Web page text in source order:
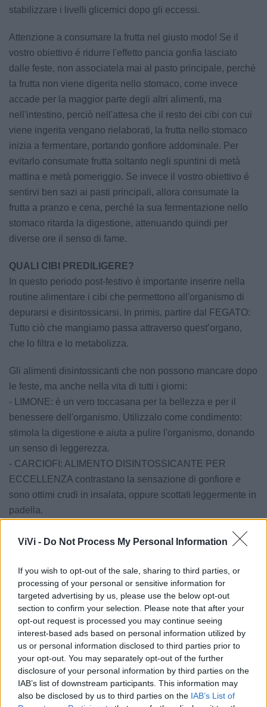
ViVi - Do Not Process My Personal Information
If you wish to opt-out of the sale, sharing to third parties, or
processing of your personal or sensitive information for
targeted advertising by us, please use the below opt-out
section to confirm your selection. Please note that after your
opt-out request is processed you may continue seeing
interest-based ads based on personal information utilized by
us or personal information disclosed to third parties prior to
your opt-out. You may separately opt-out of the further
disclosure of your personal information by third parties on the
IAB’s list of downstream participants. This information may
also be disclosed by us to third parties on the IAB’s List of
stabilizzare i livelli glicemici dopo gli eccessi.
Attenzione a consumare la frutta nel giusto modo! Se il
vostro obiettivo é ridurre l'effetto pancia gonfia lasciato
dalle feste, non associatela mai al pasto principale, perché
la frutta non viene digerita nello stomaco, come invece
accade per la maggior parte degli altri alimenti, ma
nell'intestino, perciò nell'attesa che il resto dei cibi con cui
viene ingerita vengano rielaborati, la frutta nello stomaco
inizia a fermentare, portando gonfiore addominale. Per
evitarlo consumate frutta soltanto negli spuntini di metà
mattina e metà pomeriggio. Se invece il vostro obiettivo é
sentirvi ben sazi ai pasti principali, allora consumate la
frutta a pranzo e cena, perché la sua fermentazione nello
stomaco ritarda la digestione, attenuando quindi per
diverse ore il senso di fame.
QUALI CIBI PREDILIGERE?
In questo periodo post-festivo è importante inserire nella
routine alimentare i cibi che permettono all'organismo di
depurarsi e disintossicarsi. In primis, partire dal FEGATO:
Tutto ciò che mangiamo passa attraverso quest’organo,
che lo filtra e lo metabolizza.
Gli alimenti disintossicanti che non possono mancare dopo
le feste, ma anche nella vita di tutti i giorni:
- LIMONE: è un vero toccasana per la bellezza e per il
benessere dell'organismo. Utilizzalo come condimento:
stimola la digestione e aiuta a pulire l'organismo, donando
un senso di leggerezza.
- CARCIOFI: ALIMENTO DISINTOSSICANTE PER
ECCELLENZA contrastano la sensazione di gonfiore e
sono ottimi crudi in insalata, oppure scottati leggermente in
padella.
durante la giornata anche freddo: una miniera di sostanze
- MELA: è un frutto utile a combattere la ritenzione idrica ed
eliminare i chili in eccesso. La varietà migliore è quella
verde, ottima per depurare l'organismo.
- ASPARAGI: le loro proprietà benefiche sono tantissime
perché giocano un ruolo fondamentale nell'eliminazione
delle tossine e nella depurazione dell'organismo, peccato
che siano fuori stagione.
- LENTICCHIE: se cotte senza grassi, aiutano a
regolarizzare l’intestino e a far tornare la pancia piatta